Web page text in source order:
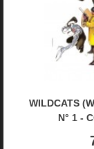
WILDCATS
N° 1 -